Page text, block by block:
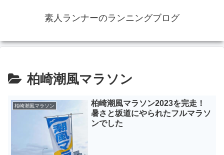
素人ランナーのランニングブログ
柏崎潮風マラソン
柏崎潮風マラソン
柏崎潮風マラソン2023を完走！
暑さと坂道にやられたフルマラソ
ンでした